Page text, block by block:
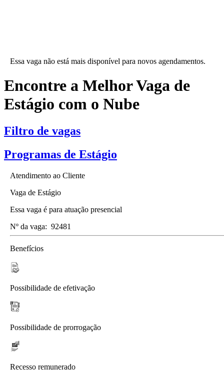
Essa vaga não está mais disponível para novos agendamentos.
Encontre a Melhor Vaga de
Estágio com o Nube
Filtro de vagas
Programas de Estágio
Atendimento ao Cliente
Vaga de Estágio
Essa vaga é para atuação presencial
Nº da vaga: 92481
Benefícios
Possibilidade de efetivação
Possibilidade de prorrogação
Recesso remunerado